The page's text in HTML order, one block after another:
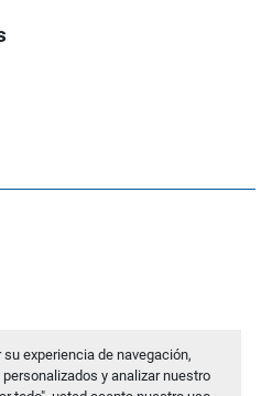
experiencia de navegación,
y analizar nuestro
deMachinio